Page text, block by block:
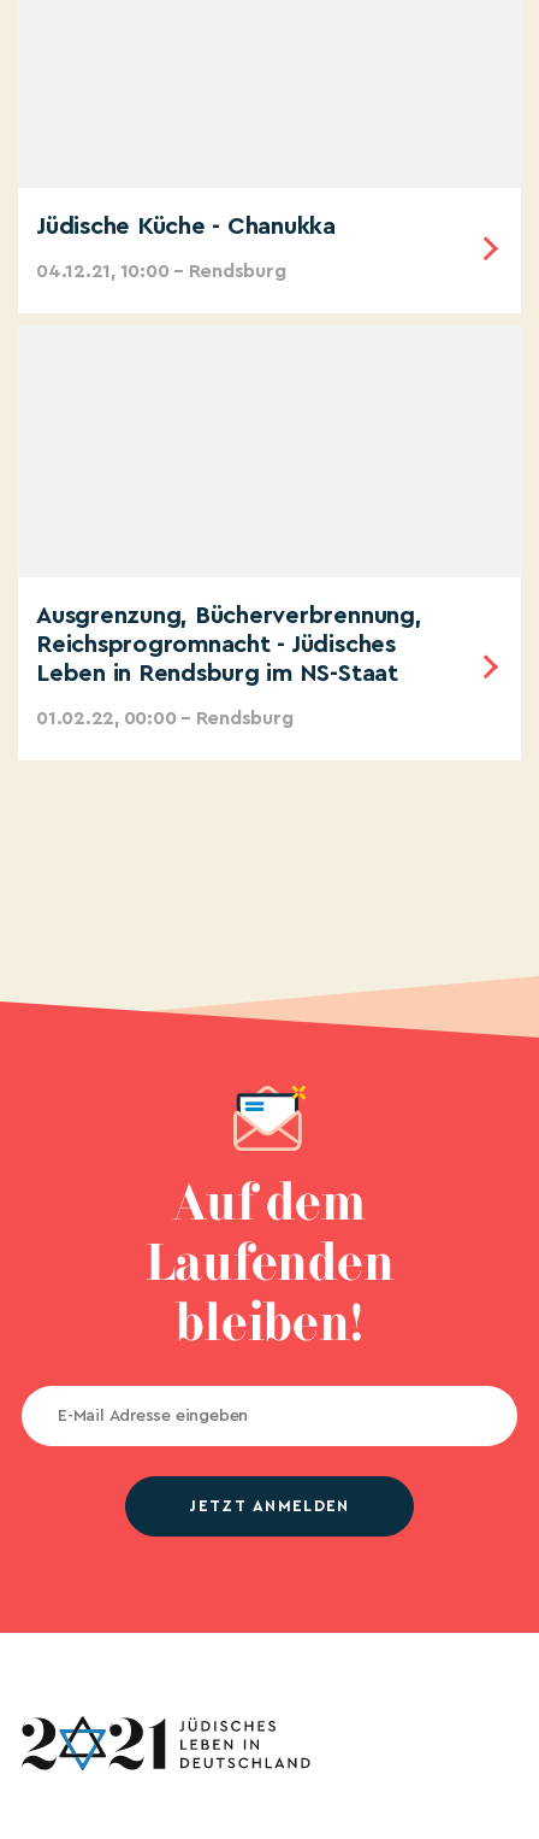
Jüdische Küche - Chanukka
04.12.21, 10:00 – Rendsburg
Ausgrenzung, Bücherverbrennung,
Reichsprogromnacht - Jüdisches
Leben in Rendsburg im NS-Staat
01.02.22, 00:00 – Rendsburg
Auf dem
Laufenden
bleiben!
JETZT ANMELDEN